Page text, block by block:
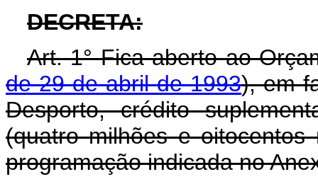
DECRETA:
Art. 1° Fica aberto ao
de 29 de abril de 1993), em
Desporto, crédito
(quatro milhões e
programação indicada no